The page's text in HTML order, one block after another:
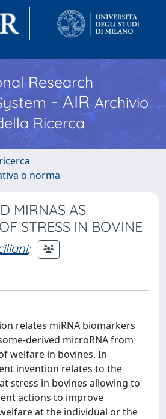
Research
- AIR Archivio
Ricerca
o norma
MIRNAS AS
STRESS IN BOVINE
;
relates miRNA biomarkers
derived microRNA from
welfare in bovines. In
invention relates to the
stress in bovines allowing to
actions to improve
at the individual or the